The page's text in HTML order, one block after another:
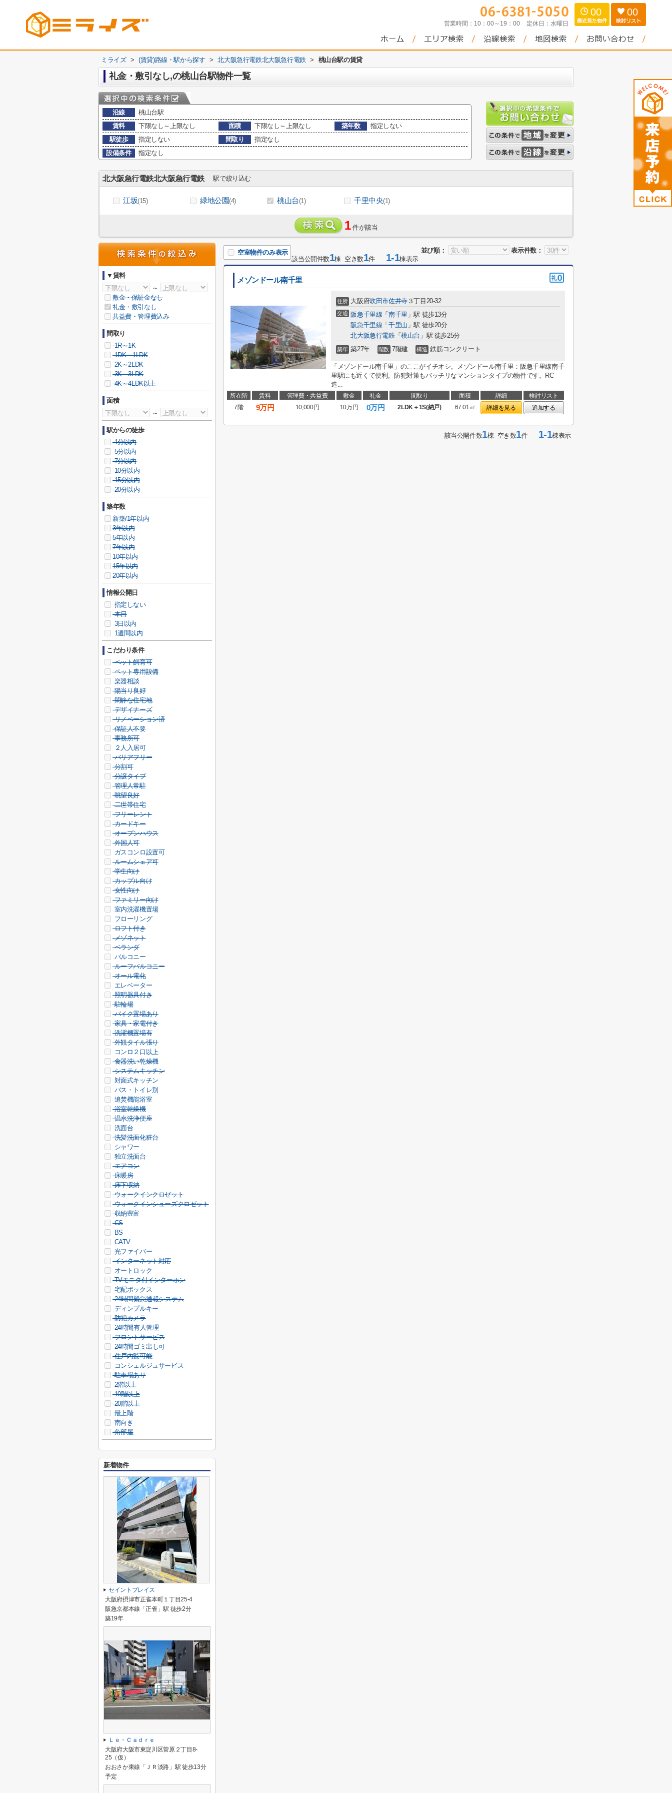
営業時間： 10：00～19：00 定休日： 水曜日
00 00
ミライズ > (賃貸)路線・駅から探す > 北大阪急行電鉄北大阪急行電鉄 > 桃山台駅の賃貸
礼金・敷引なし,の桃山台駅物件一覧
沿線
桃山台駅
賃料
下限なし～上限なし 面積 下限なし～上限なし 築年数
指定しない
駅徒歩
指定しない 間取り
指定なし
設備条件
指定なし
北大阪急行電鉄北大阪急行電鉄 駅で絞り込む
江坂(15) 緑地公園(4) 桃山台(1) 千里中央(1)
1 件が該当
並び順： 表示件数：
空室物件のみ表示
該当公開件数1棟 空き数1件 1-1棟表示
メゾンドール南千里
住所 大阪府吹田市佐井寺３丁目20-32
交通 阪急千里線 「 南千里 」駅 徒歩13分
阪急千里線 「 千里山 」駅 徒歩20分
北大阪急行電鉄「桃山台 」駅 徒歩25分
築年 築27年 階数 7階建 構造 鉄筋コンクリート
「メゾンドール南千里」のここがイチオシ。メゾンドール南千里：阪急千里線南千
里駅にも近くて便利。防犯対策もバッチリなマンションタイプの物件です。RC
造...
所在階 賃料 管理費・共益費 敷金 礼金 間取り 面積 詳細
検討リスト
7階
9万円 10,000円 10万円 0万円 2LDK＋1S(納戸) 67.01㎡ 詳細を見る 追加する
該当公開件数1棟 空き数1件1-1棟表示
▼賃料
～
敷金・保証金なし
礼金・敷引なし
共益費・管理費込み
間取り
1R～1K
1DK～1LDK
2K～2LDK
3K～3LDK
4K～4LDK以上
面積
～
駅からの徒歩
1分以内
5分以内
7分以内
10分以内
15分以内
20分以内
築年数
新築/1年以内
3年以内
5年以内
7年以内
10年以内
15年以内
20年以内
情報公開日
指定しない
本日
3日以内
1週間以内
こだわり条件
ペット飼育可
ペット専用設備
楽器相談
陽当り良好
閑静な住宅地
デザイナーズ
リノベーション済
保証人不要
事務所可
２人入居可
バリアフリー
分割可
分譲タイプ
管理人常駐
眺望良好
二世帯住宅
フリーレント
カードキー
オープンハウス
外国人可
ガスコンロ設置可
ルームシェア可
学生向け
カップル向け
女性向け
ファミリー向け
室内洗濯機置場
フローリング
ロフト付き
メゾネット
ベランダ
バルコニー
ルーフバルコニー
オール電化
エレベーター
照明器具付き
駐輪場
バイク置場あり
家具・家電付き
洗濯機置場有
外観タイル張り
コンロ２口以上
食器洗い乾燥機
システムキッチン
対面式キッチン
バス・トイレ別
追焚機能浴室
浴室乾燥機
温水洗浄便座
洗面台
洗髪洗面化粧台
シャワー
独立洗面台
エアコン
床暖房
床下収納
ウォークインクロゼット
ウォークインシューズクロゼット
収納豊富
CS
BS
CATV
光ファイバー
インターネット対応
オートロック
TVモニタ付インターホン
宅配ボックス
24時間緊急通報システム
ディンプルキー
防犯カメラ
24時間有人管理
フロントサービス
24時間ゴミ出し可
住戸内覧可能
コンシェルジュサービス
駐車場あり
2階以上
10階以上
20階以上
最上階
南向き
角部屋
新着物件
セイントプレイス
大阪府摂津市正雀本町１丁目25-4
阪急京都本線「正雀」駅 徒歩2分
築19年
Ｌｅ・Ｃａｄｒｅ
大阪府大阪市東淀川区菅原２丁目8-
25（仮）
おおさか東線「ＪＲ淡路」駅 徒歩13分
予定